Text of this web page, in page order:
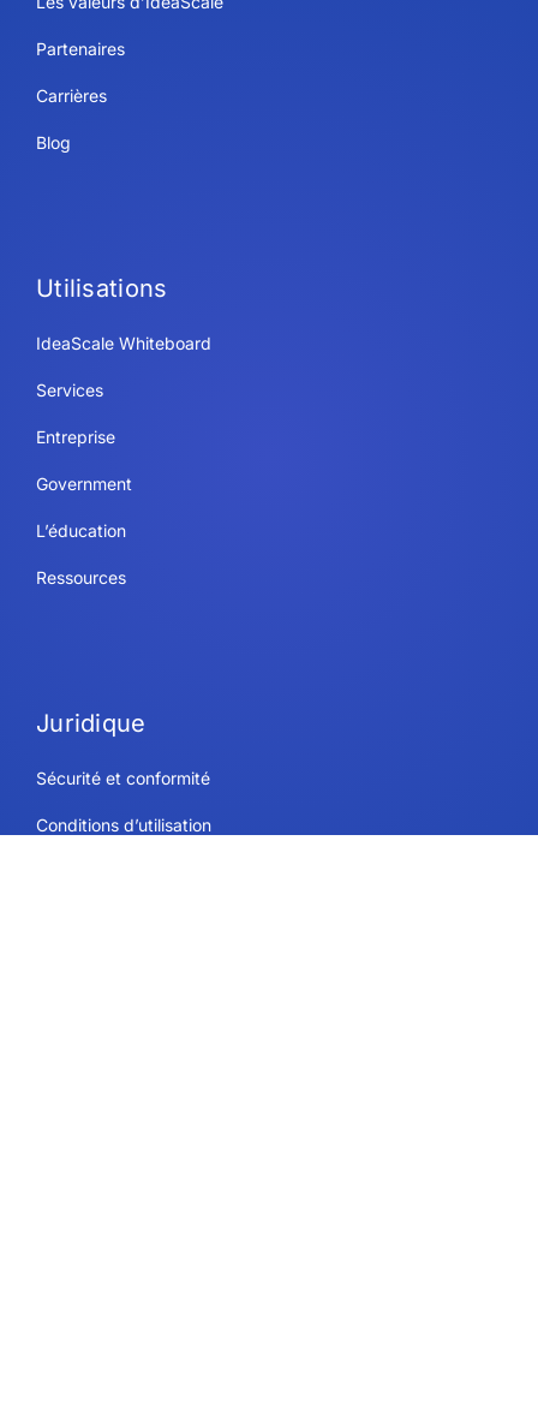
Partenaires
Carrières
Blog
Utilisations
IdeaScale Whiteboard
Services
Entreprise
Government
L’éducation
Ressources
Juridique
Sécurité et conformité
Conditions d’utilisation